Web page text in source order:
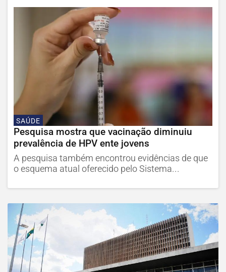
SAÚDE
Pesquisa mostra que vacinação diminuiu
prevalência de HPV ente jovens
A pesquisa também encontrou evidências de que
o esquema atual oferecido pelo Sistema...